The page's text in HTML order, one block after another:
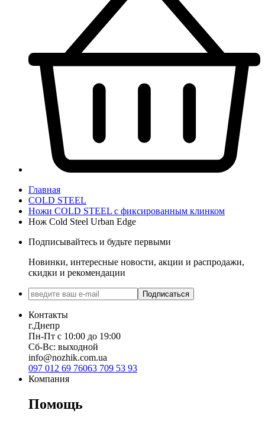
Главная
COLD STEEL
Ножи COLD STEEL с фиксированным клинком
Нож Cold Steel Urban Edge
Подписывайтесь и будьте первыми
Новинки, интересные новости, акции и распродажи,
скидки и рекомендации
Подписаться
Контакты
г.Днепр
Пн-Пт с 10:00 до 19:00
Сб-Вс: выходной
info@nozhik.com.ua
097 012 69 76063 709 53 93
Компания
Помощь